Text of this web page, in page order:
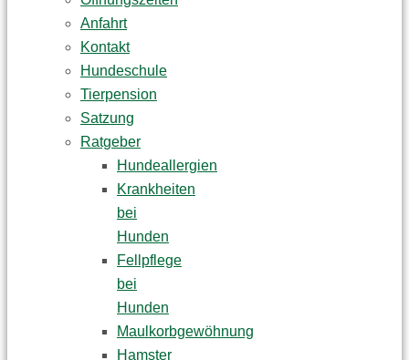
Anfahrt
Kontakt
Hundeschule
Tierpension
Satzung
Ratgeber
Hundeallergien
Krankheiten
bei
Hunden
Fellpflege
bei
Hunden
Maulkorbgewöhnung
Hamster